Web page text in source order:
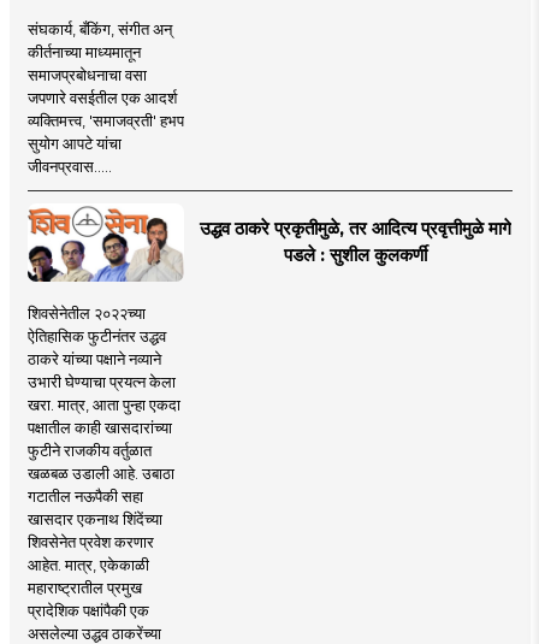
संघकार्य, बँकिंग, संगीत अन्
कीर्तनाच्या माध्यमातून
समाजप्रबोधनाचा वसा
जपणारे वसईतील एक आदर्श
व्यक्तिमत्त्व, 'समाजव्रती' हभप
सुयोग आपटे यांचा
जीवनप्रवास.....
उद्धव ठाकरे प्रकृतीमुळे, तर आदित्य प्रवृत्तीमुळे मागे
पडले : सुशील कुलकर्णी
शिवसेनेतील २०२२च्या
ऐतिहासिक फुटीनंतर उद्धव
ठाकरे यांच्या पक्षाने नव्याने
उभारी घेण्याचा प्रयत्न केला
खरा. मात्र, आता पुन्हा एकदा
पक्षातील काही खासदारांच्या
फुटीने राजकीय वर्तुळात
खळबळ उडाली आहे. उबाठा
गटातील नऊपैकी सहा
खासदार एकनाथ शिंदेंच्या
शिवसेनेत प्रवेश करणार
आहेत. मात्र, एकेकाळी
महाराष्ट्रातील प्रमुख
प्रादेशिक पक्षांपैकी एक
असलेल्या उद्धव ठाकरेंच्या